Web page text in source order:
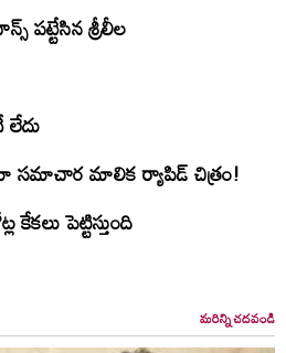
పట్టేసిన శ్రీలీల
సమాచార మాలిక ర్యాపిడ్ చిత్రం!
పెట్టిస్తుంది
మరిన్ని చదవండి